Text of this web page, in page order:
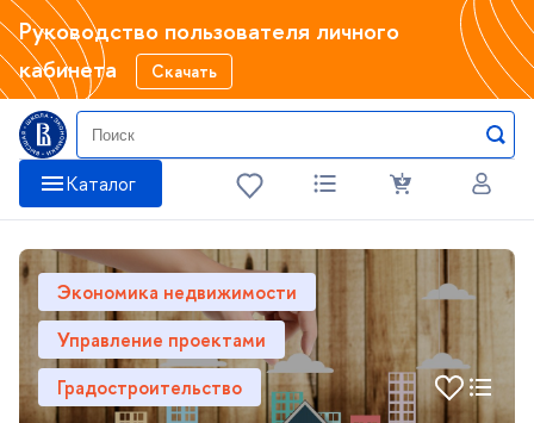
Руководство пользователя личного
кабинета
Скачать
Катало
Экономика недвижимости
Управление проектами
Градостроительство